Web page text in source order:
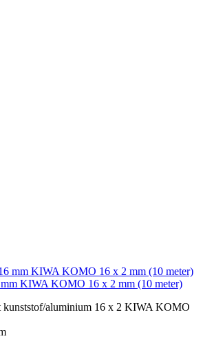
KIWA KOMO 16 x 2 mm (10 meter)
aluminium 16 x 2 KIWA KOMO